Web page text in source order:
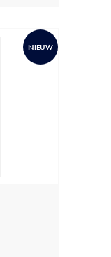
NIEUW